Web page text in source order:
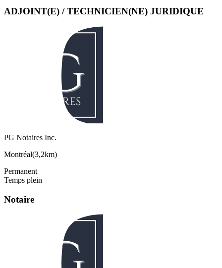
ADJOINT(E) / TECHNICIEN(NE) JURIDIQUE
PG Notaires Inc.
Montréal(3,2km)
Permanent
Temps plein
Notaire